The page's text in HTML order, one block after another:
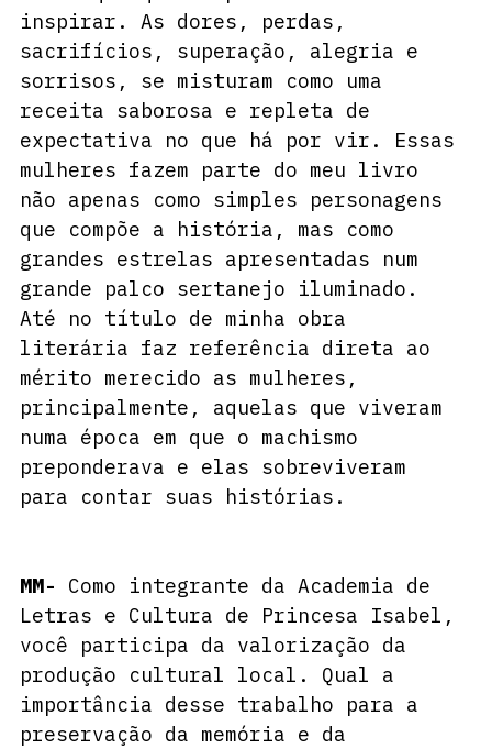
inspirar. As dores, perdas,
sacrifícios, superação, alegria e
sorrisos, se misturam como uma
receita saborosa e repleta de
expectativa no que há por vir. Essas
mulheres fazem parte do meu livro
não apenas como simples personagens
que compõe a história, mas como
grandes estrelas apresentadas num
grande palco sertanejo iluminado.
Até no título de minha obra
literária faz referência direta ao
mérito merecido as mulheres,
principalmente, aquelas que viveram
numa época em que o machismo
preponderava e elas sobreviveram
para contar suas histórias.
MM- Como integrante da Academia de
Letras e Cultura de Princesa Isabel,
você participa da valorização da
produção cultural local. Qual a
importância desse trabalho para a
preservação da memória e da